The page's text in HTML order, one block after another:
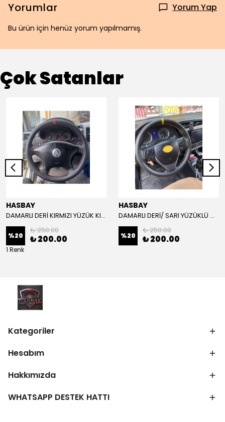
Yorumlar Yorum Yap
Bu ürün için henüz yorum yapılmamış.
Çok Satanlar
HASBAY
DAMARLI DERİ KIRMIZI YÜZÜK KIRMIZI DİKİŞLİ VW CRAFTER İÇİN İP İĞNE DAHİL
%20
₺ 250.00
₺ 200.00
1 Renk
HASBAY
DAMARLI DERİ/ SARI YÜZÜKLÜ MODEL/SARI DİKİŞLİ/HIZLI KARGO
%20
₺ 250.00
₺ 200.00
Kategoriler
Hesabım
Hakkımızda
WHATSAPP DESTEK HATTI